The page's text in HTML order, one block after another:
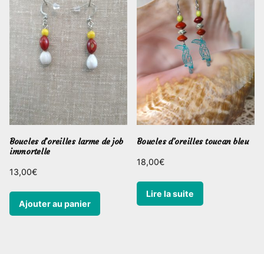
Boucles d’oreilles larme de job
immortelle
13,00€
Ajouter au panier
Boucles d’oreilles toucan bleu
18,00€
Lire la suite